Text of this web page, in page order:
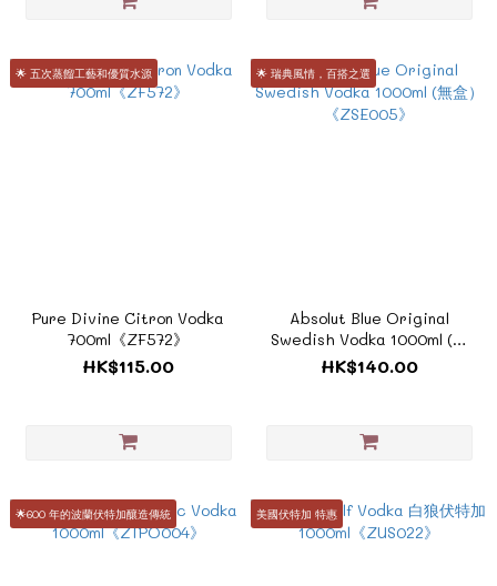
🌟 五次蒸餾工藝和優質水源
Pure Divine Citron Vodka
700ml《ZF572》
HK$115.00
🌟 瑞典風情，百搭之選
Absolut Blue Original
Swedish Vodka 1000ml (無
盒）《ZSE005》
HK$140.00
🌟600 年的波蘭伏特加釀造傳統 美國伏特加 特惠